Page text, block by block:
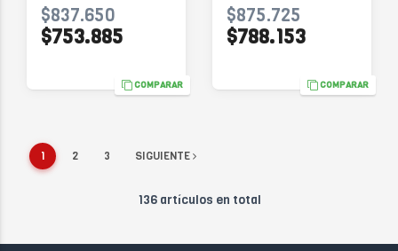
$837.650
$753.885
COMPARAR
$875.725
$788.153
COMPARAR
1 2 3 SIGUIENTE
136 artículos en total